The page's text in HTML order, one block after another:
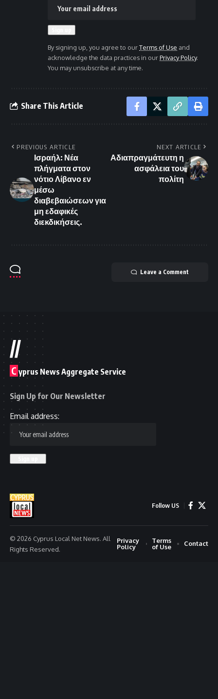
By signing up, you agree to ourTerms of Use and
acknowledge the data practices in ourPrivacy Policy.
You may unsubscribe at any time.
Share This Article
PREVIOUS ARTICLE
Ισραήλ: Νέα
πλήγματα στον
νότιο Λίβανο εν
μέσω
διαβεβαιώσεων για
μη εδαφικές
διεκδικήσεις.
NEXT ARTICLE
Αδιαπραγμάτευτη η
ασφάλεια του
πολίτη
Leave a Comment
//
C yprus News Aggregate Service
Sign Up for Our Newsletter
Email address:
Follow US
© 2026 Cyprus Local Net News. All
Rights Reserved.
Privacy
Policy
Terms
of Use
Contact